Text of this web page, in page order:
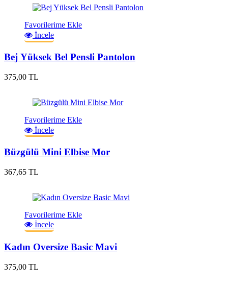
Favorilerime Ekle
İncele
Bej Yüksek Bel Pensli Pantolon
375,00 TL
Favorilerime Ekle
İncele
Büzgülü Mini Elbise Mor
367,65 TL
Favorilerime Ekle
İncele
Kadın Oversize Basic Mavi
375,00 TL